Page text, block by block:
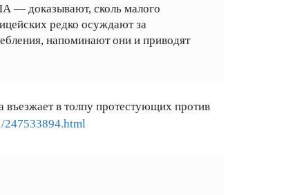
— доказывают, сколь малого
редко осуждают за
напоминают они и приводят
в толпу протестующих против